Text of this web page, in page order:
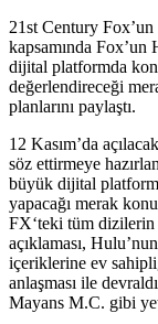
21st Century Fox’un
kapsamında Fox’un
dijital platformda
değerlendireceği
planlarını paylaştı.
12 Kasım’da
söz ettirmeye
büyük dijital platform
yapacağı merak
FX‘teki tüm dizilerin
açıklaması,
içeriklerine ev
anlaşması ile
Mayans M.C. gibi